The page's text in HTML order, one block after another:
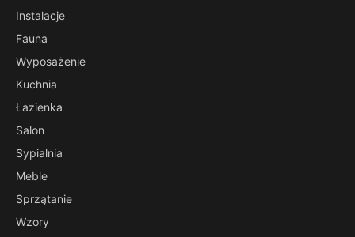
Instalacje
Fauna
Wyposażenie
Kuchnia
Łazienka
Salon
Sypialnia
Meble
Sprzątanie
Wzory